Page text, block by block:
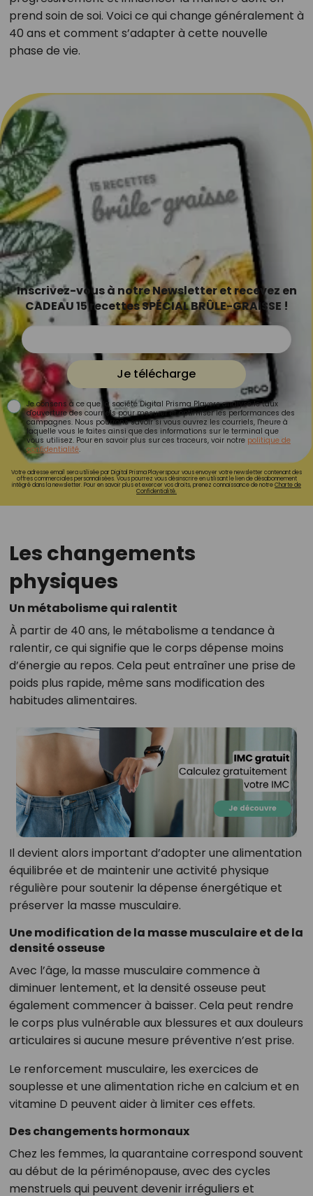
prend soin de soi. Voici ce qui change généralement à
40 ans et comment s’adapter à cette nouvelle
phase de vie.
Inscrivez-vous à notre Newsletter et recevez en
CADEAU 15 recettes SPÉCIAL BRÛLE-GRAISSE !
Je télécharge
Je consens à ce que la société Digital Prisma Players analyse le taux
d'ouverture des courriels pour mesurer et optimiser les performances des
campagnes. Nous pourrons savoir si vous ouvrez les courriels, l'heure à
laquelle vous le faites ainsi que des informations sur le terminal que
vous utilisez. Pour en savoir plus sur ces traceurs, voir notre politique de
confidentialité.
Votre adresse email sera utilisée par Digital Prisma Playerspour vous envoyer votre newsletter contenant des
offres commerciales personnalisées. Vous pourrez vous désinscrire en utilisant le lien de désabonnement
intégré dans la newsletter. Pour en savoir plus et exercer vos droits, prenez connaissance de notreCharte de
Confidentialité.
Les changements
physiques
Un métabolisme qui ralentit
À partir de 40 ans, le métabolisme a tendance à
ralentir, ce qui signifie que le corps dépense moins
d’énergie au repos. Cela peut entraîner une prise de
poids plus rapide, même sans modification des
habitudes alimentaires.
Il devient alors important d’adopter une alimentation
équilibrée et de maintenir une activité physique
régulière pour soutenir la dépense énergétique et
préserver la masse musculaire.
Une modification de la masse musculaire et de la
densité osseuse
Avec l’âge, la masse musculaire commence à
diminuer lentement, et la densité osseuse peut
également commencer à baisser. Cela peut rendre
le corps plus vulnérable aux blessures et aux douleurs
articulaires si aucune mesure préventive n’est prise.
Le renforcement musculaire, les exercices de
souplesse et une alimentation riche en calcium et en
vitamine D peuvent aider à limiter ces effets.
Des changements hormonaux
Chez les femmes, la quarantaine correspond souvent
au début de la périménopause, avec des cycles
menstruels qui peuvent devenir irréguliers et